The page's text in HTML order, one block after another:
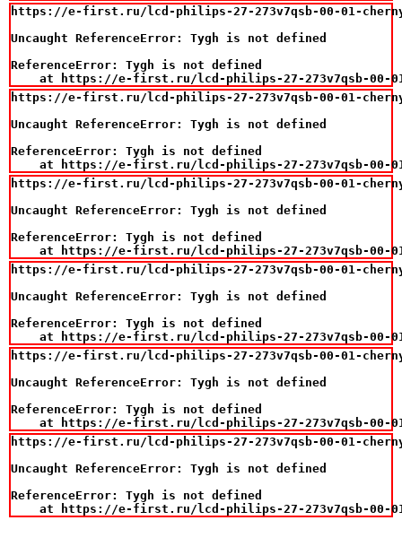
https://e-first.ru/lcd-philips-27-273v7qsb-00-01-
Uncaught ReferenceError: Tygh is not defined
ReferenceError: Tygh is not defined
at https://e-first.ru/lcd-philips-27-273v7qsb-
https://e-first.ru/lcd-philips-27-273v7qsb-00-01-
Uncaught ReferenceError: Tygh is not defined
ReferenceError: Tygh is not defined
at https://e-first.ru/lcd-philips-27-273v7qsb-
https://e-first.ru/lcd-philips-27-273v7qsb-00-01-
Uncaught ReferenceError: Tygh is not defined
ReferenceError: Tygh is not defined
at https://e-first.ru/lcd-philips-27-273v7qsb-
https://e-first.ru/lcd-philips-27-273v7qsb-00-01-
Uncaught ReferenceError: Tygh is not defined
ReferenceError: Tygh is not defined
at https://e-first.ru/lcd-philips-27-273v7qsb-
https://e-first.ru/lcd-philips-27-273v7qsb-00-01-
Uncaught ReferenceError: Tygh is not defined
ReferenceError: Tygh is not defined
at https://e-first.ru/lcd-philips-27-273v7qsb-
https://e-first.ru/lcd-philips-27-273v7qsb-00-01-
Uncaught ReferenceError: Tygh is not defined
ReferenceError: Tygh is not defined
at https://e-first.ru/lcd-philips-27-273v7qsb-